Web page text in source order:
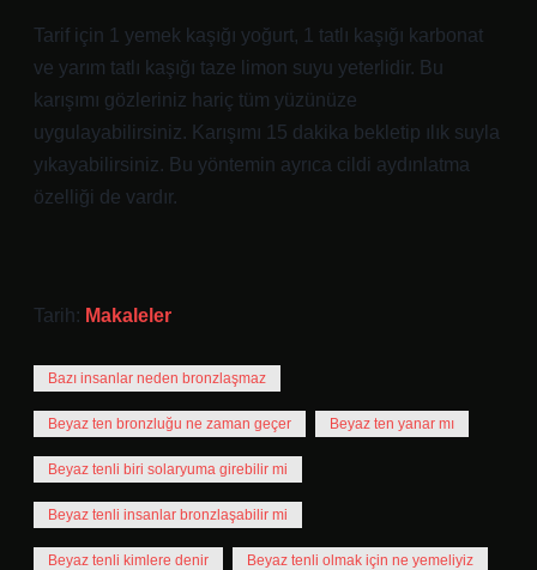
Tarif için 1 yemek kaşığı yoğurt, 1 tatlı kaşığı karbonat
ve yarım tatlı kaşığı taze limon suyu yeterlidir. Bu
karışımı gözleriniz hariç tüm yüzünüze
uygulayabilirsiniz. Karışımı 15 dakika bekletip ılık suyla
yıkayabilirsiniz. Bu yöntemin ayrıca cildi aydınlatma
özelliği de vardır.
Tarih: Makaleler
Bazı insanlar neden bronzlaşmaz
Beyaz ten bronzluğu ne zaman geçer Beyaz ten yanar mı
Beyaz tenli biri solaryuma girebilir mi
Beyaz tenli insanlar bronzlaşabilir mi
Beyaz tenli kimlere denir Beyaz tenli olmak için ne yemeliyiz